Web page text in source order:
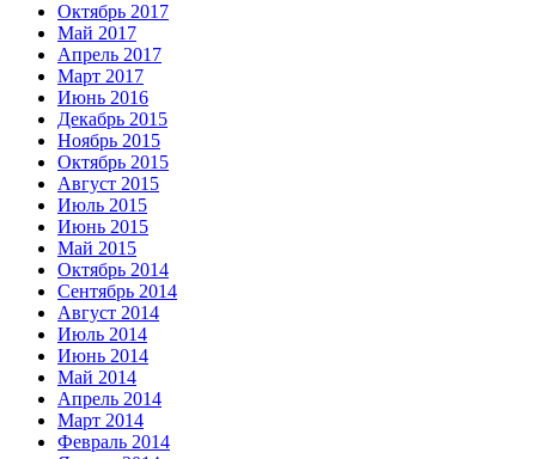
Октябрь 2017
Май 2017
Апрель 2017
Март 2017
Июнь 2016
Декабрь 2015
Ноябрь 2015
Октябрь 2015
Август 2015
Июль 2015
Июнь 2015
Май 2015
Октябрь 2014
Сентябрь 2014
Август 2014
Июль 2014
Июнь 2014
Май 2014
Апрель 2014
Март 2014
Февраль 2014